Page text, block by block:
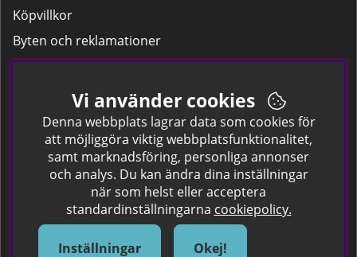
Köpvillkor
Byten och reklamationer
Leverans
Hitta färgkoden på bilen.
Företagskund
Om oss
Om Spraycan
IKEA Färger
Vi använder cookies
Denna webbplats lagrar data som cookies för
att möjliggöra viktig webbplatsfunktionalitet,
samt marknadsföring, personliga annonser
och analys. Du kan ändra dina inställningar
när som helst eller acceptera
standardinställningarna cookiepolicy.
Inställningar Okej!